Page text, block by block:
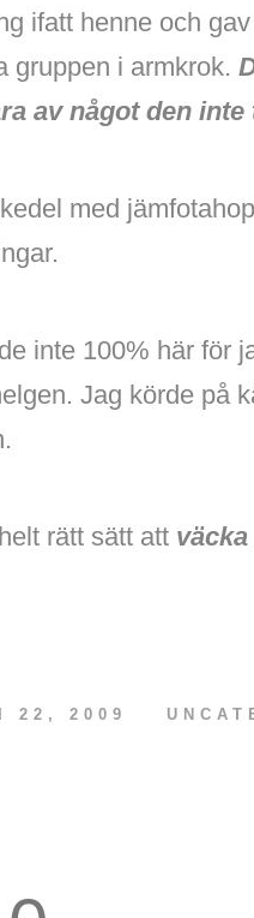
ifatt henne och
gruppen i armkrok.
av något den
med
inte 100% här för
Jag körde på
rätt sätt att
22, 2009